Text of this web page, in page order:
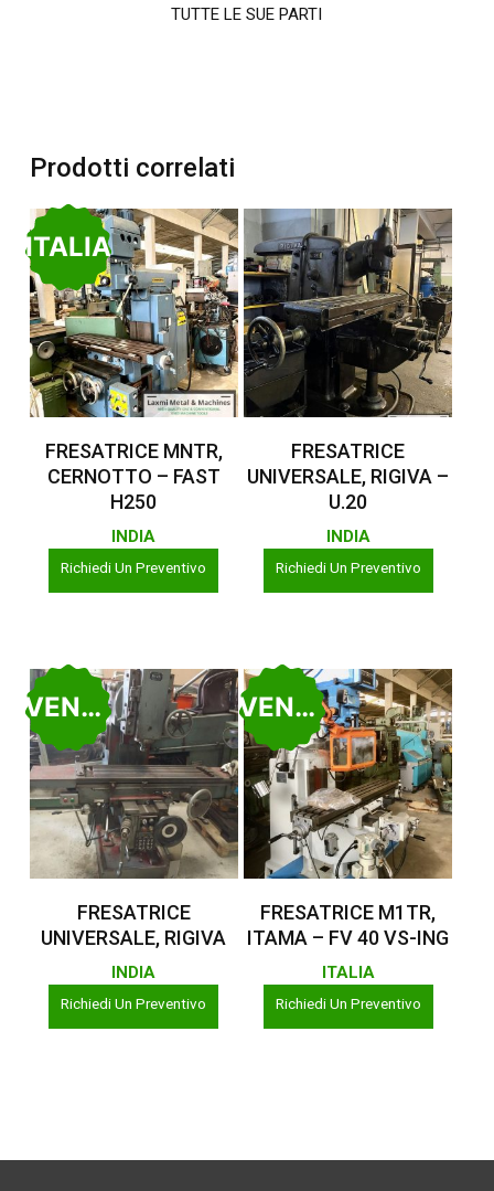
TUTTE LE SUE PARTI
Prodotti correlati
ITALIA
Leggi Tutto
FRESATRICE MNTR,
CERNOTTO – FAST
H250
INDIA
Richiedi Un Preventivo
Leggi Tutto
FRESATRICE
UNIVERSALE, RIGIVA –
U.20
INDIA
Richiedi Un Preventivo
VENDUTO
FRESATRICE
UNIVERSALE, RIGIVA
INDIA
Richiedi Un Preventivo
VENDUTO
FRESATRICE M1TR,
ITAMA – FV 40 VS-ING
ITALIA
Richiedi Un Preventivo